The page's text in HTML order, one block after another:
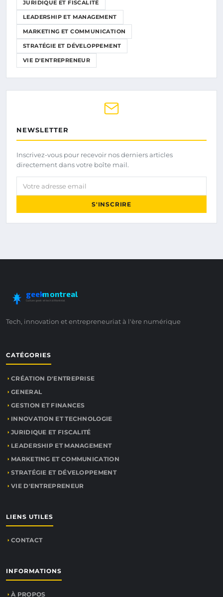
JURIDIQUE ET FISCALITÉ
LEADERSHIP ET MANAGEMENT
MARKETING ET COMMUNICATION
STRATÉGIE ET DÉVELOPPEMENT
VIE D'ENTREPRENEUR
NEWSLETTER
Inscrivez-vous pour recevoir nos derniers articles
directement dans votre boîte mail.
Votre adresse email
S'INSCRIRE
geekmontreal
Culture geek et tech à Montréal
Tech, innovation et entrepreneuriat à l'ère numérique
CATÉGORIES
CRÉATION D'ENTREPRISE
GENERAL
GESTION ET FINANCES
INNOVATION ET TECHNOLOGIE
JURIDIQUE ET FISCALITÉ
LEADERSHIP ET MANAGEMENT
MARKETING ET COMMUNICATION
STRATÉGIE ET DÉVELOPPEMENT
VIE D'ENTREPRENEUR
LIENS UTILES
CONTACT
INFORMATIONS
À PROPOS